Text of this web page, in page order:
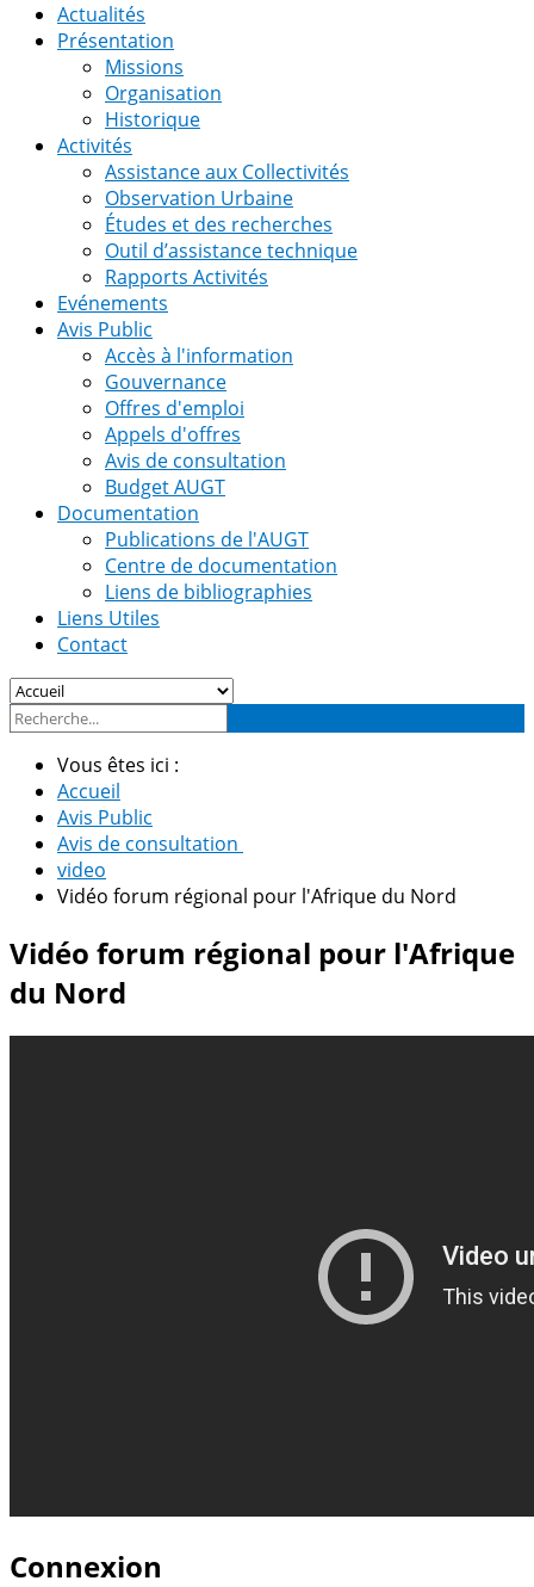
Actualités
Présentation
Missions
Organisation
Historique
Activités
Assistance aux Collectivités
Observation Urbaine
Études et des recherches
Outil d’assistance technique
Rapports Activités
Evénements
Avis Public
Accès à l'information
Gouvernance
Offres d'emploi
Appels d'offres
Avis de consultation
Budget AUGT
Documentation
Publications de l'AUGT
Centre de documentation
Liens de bibliographies
Liens Utiles
Contact
Vous êtes ici :
Accueil
Avis Public
Avis de consultation
video
Vidéo forum régional pour l'Afrique du Nord
Vidéo forum régional pour l'Afrique
du Nord
Connexion